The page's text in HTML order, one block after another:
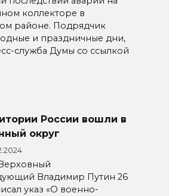
коллекторе в
районе. Подрядчик
и праздничные дни,
служба Думы со ссылкой
России вошли в
округ
Владимир Путин 26
указ «О военно-